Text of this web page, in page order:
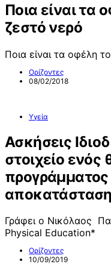
Ποια είναι τα
ζεστό νερό
Ποια είναι τα οφέλη
Ορίζοντες
08/02/2018
Υγεία
Ασκήσεις
στοιχείο ενός
Γράφει ο Νικόλαος
Physical Education*
Ορίζοντες
10/09/2019